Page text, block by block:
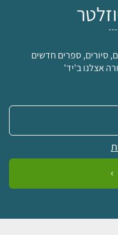
סיורים, ספרים חדשים
אצלנו ב'יד'